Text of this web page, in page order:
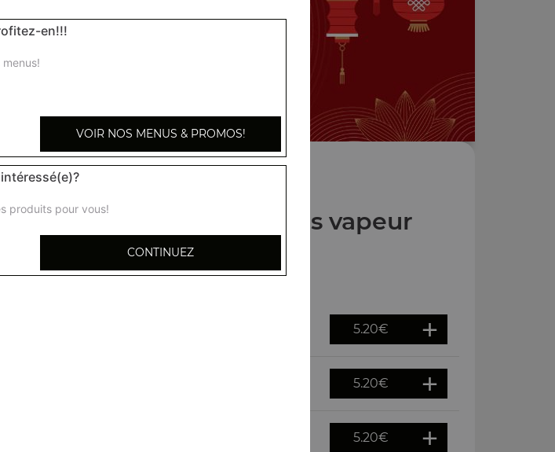
Nos Spécialités vapeur
5.20€
5.20€
5.20€
en!!!
VOIR NOS MENUS & PROMOS!
produits pour vous!
CONTINUEZ